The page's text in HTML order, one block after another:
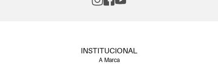
INSTITUCIONAL
A Marca